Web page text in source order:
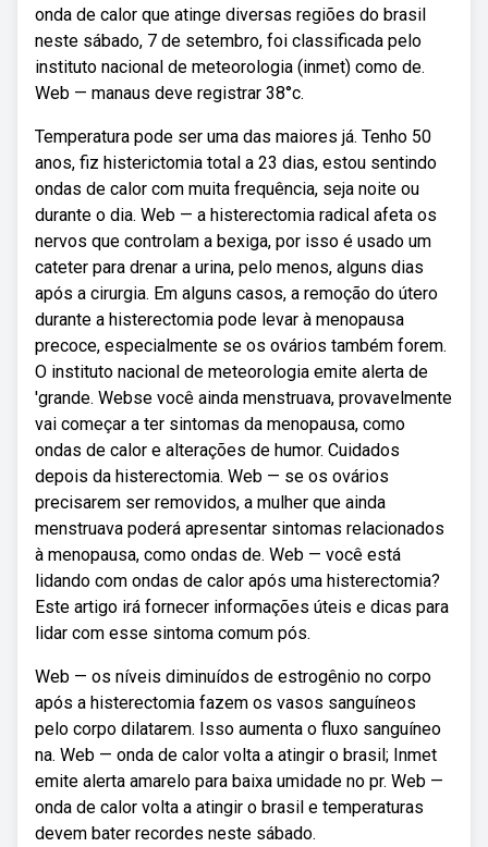
onda de calor que atinge diversas regiões do brasil
neste sábado, 7 de setembro, foi classificada pelo
instituto nacional de meteorologia (inmet) como de.
Web — manaus deve registrar 38°c.
Temperatura pode ser uma das maiores já. Tenho 50
anos, fiz histerictomia total a 23 dias, estou sentindo
ondas de calor com muita frequência, seja noite ou
durante o dia. Web — a histerectomia radical afeta os
nervos que controlam a bexiga, por isso é usado um
cateter para drenar a urina, pelo menos, alguns dias
após a cirurgia. Em alguns casos, a remoção do útero
durante a histerectomia pode levar à menopausa
precoce, especialmente se os ovários também forem.
O instituto nacional de meteorologia emite alerta de
'grande. Webse você ainda menstruava, provavelmente
vai começar a ter sintomas da menopausa, como
ondas de calor e alterações de humor. Cuidados
depois da histerectomia. Web — se os ovários
precisarem ser removidos, a mulher que ainda
menstruava poderá apresentar sintomas relacionados
à menopausa, como ondas de. Web — você está
lidando com ondas de calor após uma histerectomia?
Este artigo irá fornecer informações úteis e dicas para
lidar com esse sintoma comum pós.
Web — os níveis diminuídos de estrogênio no corpo
após a histerectomia fazem os vasos sanguíneos
pelo corpo dilatarem. Isso aumenta o fluxo sanguíneo
na. Web — onda de calor volta a atingir o brasil; Inmet
emite alerta amarelo para baixa umidade no pr. Web —
onda de calor volta a atingir o brasil e temperaturas
devem bater recordes neste sábado.